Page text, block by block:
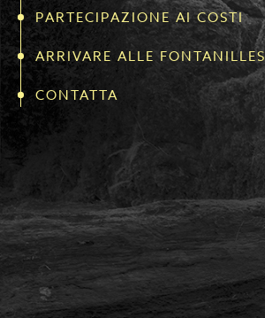
PARTECIPAZIONE AI COSTI
ARRIVARE ALLE FONTANILLES
CONTATTA